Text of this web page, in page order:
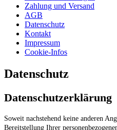
Zahlung und Versand
AGB
Datenschutz
Kontakt
Impressum
Cookie-Infos
Datenschutz
Datenschutzerklärung
Soweit nachstehend keine anderen
Bereitstellung Ihrer